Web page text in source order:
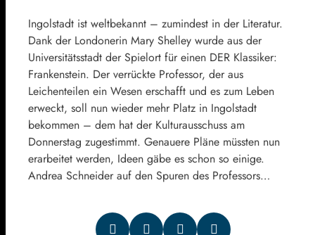
Ingolstadt ist weltbekannt – zumindest in der Literatur.
Dank der Londonerin Mary Shelley wurde aus der
Universitätsstadt der Spielort für einen DER Klassiker:
Frankenstein. Der verrückte Professor, der aus
Leichenteilen ein Wesen erschafft und es zum Leben
erweckt, soll nun wieder mehr Platz in Ingolstadt
bekommen – dem hat der Kulturausschuss am
Donnerstag zugestimmt. Genauere Pläne müssten nun
erarbeitet werden, Ideen gäbe es schon so einige.
Andrea Schneider auf den Spuren des Professors…